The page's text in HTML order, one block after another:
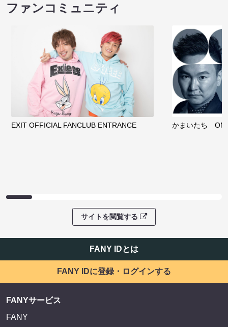
ファンコミュニティ
EXIT OFFICIAL FANCLUB ENTRANCE かまいたち
サイトを閲覧する
FANY IDとは
FANY IDに登録・ログインする
FANYサービス
FANY